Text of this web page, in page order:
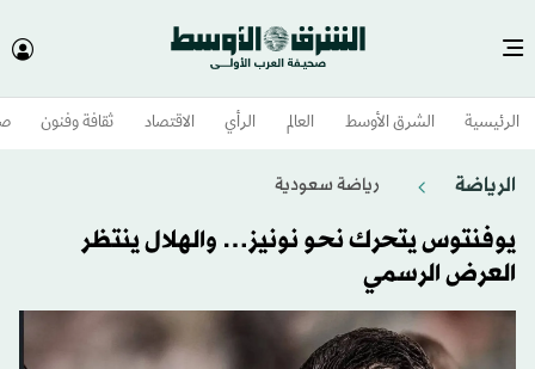
الرئيسية الشرق الأوسط​ العالم الرأي الاقتصاد ثقافة وفنون
الرياضة رياضة سعودية
يوفنتوس يتحرك نحو نونيز… والهلال ينتظر
العرض الرسمي